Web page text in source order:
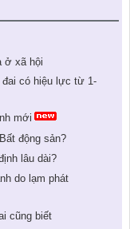
ở xã hội
có hiệu lực từ 1-
mới
động sản?
lâu dài?
do lạm phát
cũng biết